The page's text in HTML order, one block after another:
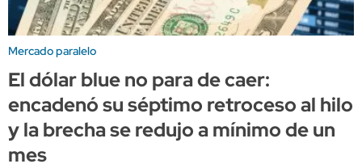
Mercado paralelo
El dólar blue no para de caer:
encadenó su séptimo retroceso al hilo
y la brecha se redujo a mínimo de un
mes